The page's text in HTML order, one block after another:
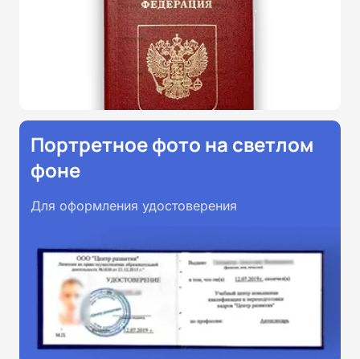
Портретное фото на светлом
фоне
Для оформления удостоверения